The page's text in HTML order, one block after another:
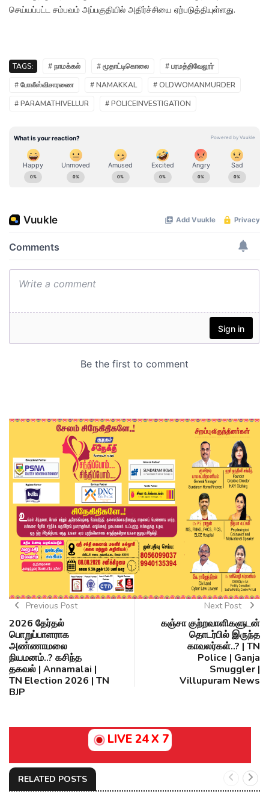
செய்யப்பட்ட சம்பவம் அப்பகுதியில் அதிர்ச்சியை ஏற்படுத்தியுள்ளது.
TAGS: # நாமக்கல் # மூதாட்டிகொலை
# பரமத்திவேலூர்
# போலீஸ்விசாரணை
# NAMAKKAL
# OLDWOMANMURDER
# PARAMATHIVELLUR
# POLICEINVESTIGATION
Previous Post
2026 தேர்தல்
பொறுப்பாளராக
அண்ணாமலை
நியமனம்..? கசிந்த
தகவல் | Annamalai |
TN Election 2026 | TN
BJP
Next Post
கஞ்சா குற்றவாளிகளுடன்
தொடர்பில் இருந்த
காவலர்கள்..? | TN
Police | Ganja
Smuggler |
Villupuram News
LIVE 24 X 7
RELATED POSTS